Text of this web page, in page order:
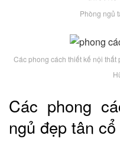
Phòng ngủ
Các phong cách thiết kế nội
Các phong
ngủ đẹp tân